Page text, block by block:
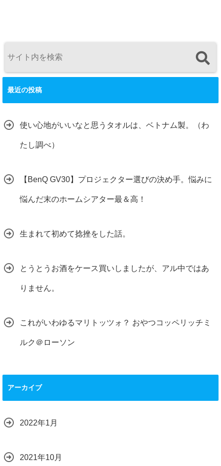
最近の投稿
使い心地がいいなと思うタオルは、ベトナム製。（わ
たし調べ）
【BenQ GV30】プロジェクター選びの決め手。悩みに
悩んだ末のホームシアター最＆高！
生まれて初めて捻挫をした話。
とうとうお酒をケース買いしましたが、アル中ではあ
りません。
これがいわゆるマリトッツォ？ おやつコッペリッチミ
ルク＠ローソン
アーカイブ
2022年1月
2021年10月